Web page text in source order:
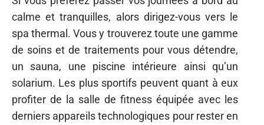
calme et tranquilles, alors dirigez-vous vers le
spa thermal. Vous y trouverez toute une gamme
de soins et de traitements pour vous détendre,
un sauna, une piscine intérieure ainsi qu’un
solarium. Les plus sportifs peuvent quant à eux
profiter de la salle de fitness équipée avec les
derniers appareils technologiques pour rester en